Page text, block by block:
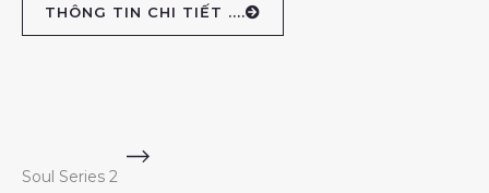
THÔNG TIN CHI TIẾT ....
Soul Series 2